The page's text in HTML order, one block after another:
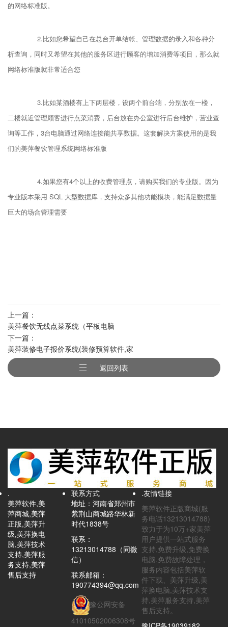
的网络标准版。
2.比如您希望自己在总台开单结帐、管理数据的录入和各种分
析查询，同时又希望在其他的服务区进行顾客的增加消费等项目，那么就
网络标准版就非常适合您
3.比如某酒楼有上下两层楼，设两个前台端，分别放在一楼，
二楼就近管理顾客进行点菜消费，后台放在办公室进行后台维护，营业查
询等工作，3台电脑通过网络连接能共享数据。这套解决方案使用的是我
们的美萍餐饮管理系统网络标准版
4.如果您有4个以上的收费管理点，请购买我们的专业版。因为
专业版本采用 SQL 大型数据库，支持众多其他功能模块，能满足数据量
巨大的场合管理需要
上一篇：
美萍餐饮无线点菜系统（平板电脑
android无线点菜软件,无线点菜机,无线
点菜器,无线点菜宝）
下一篇：
美萍装修电子报价系统(装修预算软件,家
装预算软件,家装预算系统,装修报价系
统）
返回列表
.
美萍软件,美
萍商城,美萍
正版,美萍升
级,美萍换电
脑,美萍技术
支持,美萍服
务支持,美萍
售后支持
联系方式
地址：河南省郑州市
紫荆山商城路华林新
时代1838号
联系：
13213014788（同微
信）
联系邮箱：
190774394@qq.com
豫公网安备
41010502006308号
.友情链接
美萍软件正版商城(服
务电话13213014788)
致力于为10万+家美萍
用户提供一站式服务
支持,免费升级,免费换
电脑,免费故障处理，
服务内容包括美萍软
件下载、美萍升级,美
萍换电脑,美萍技术支
持,美萍服务支持,美萍
售后支持。